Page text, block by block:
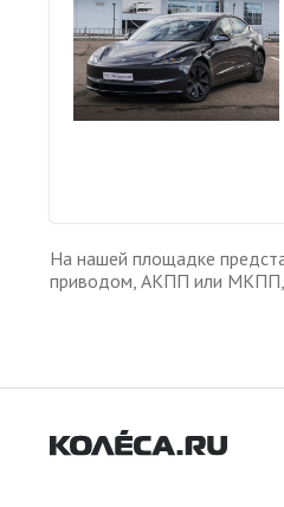
На нашей площадке
приводом, АКПП или МКПП,